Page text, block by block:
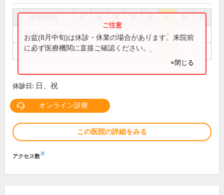
祝
9:00～13:00 ● ● ● ● ●
15:00～19:00 ● ● ●
お盆(8月中旬)は休診・休業の場合があります。来院前
に必ず医療機関に直接ご確認ください。
×閉じる
休診日: 日、祝
オンライン診療
この医院の詳細をみる
アクセス数※